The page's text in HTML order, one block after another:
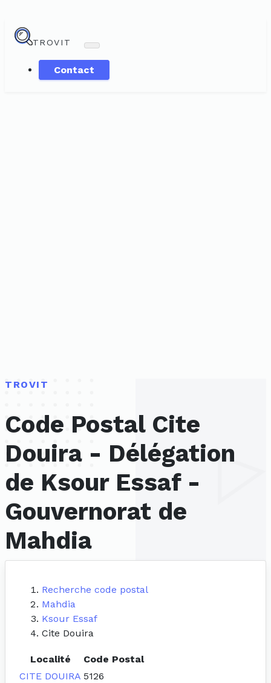
TROVIT
Contact
TROVIT
Code Postal Cite
Douira - Délégation
de Ksour Essaf -
Gouvernorat de
Mahdia
Recherche code postal
Mahdia
Ksour Essaf
Cite Douira
Localité
Code Postal
CITE DOUIRA 5126